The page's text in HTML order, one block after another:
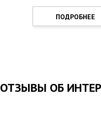
ПОДРОБНЕЕ
ОТЗЫВЫ ОБ